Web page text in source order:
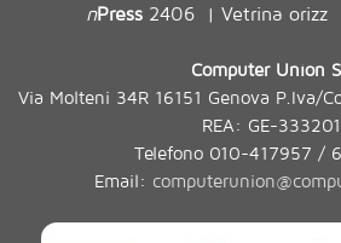
nPress2406| Vetrina orizz
Computer Union
Via Molteni 34R 16151 Genova P.Iva/
REA: GE-333201
Telefono 010-417957 /
Email: